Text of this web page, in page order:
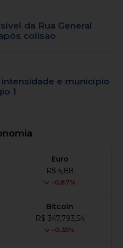
da Rua General
colisão
e município
1
Euro
R$ 5,88
-0,67%
Bitcoin
R$ 347,793,54
-0,35%